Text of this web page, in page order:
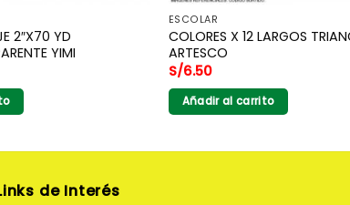
2″X70 YD
YIMI
ESCOLAR
COLORES X 12 LARGOS
ARTESCO
S/6.50
Añadir al carrito
de Interés